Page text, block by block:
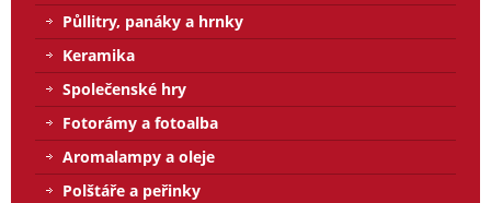
Půllitry, panáky a hrnky
Keramika
Společenské hry
Fotorámy a fotoalba
Aromalampy a oleje
Polštáře a peřinky